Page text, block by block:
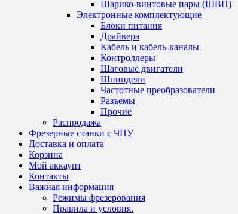
Шарико-винтовые пары (ШВП)
Электронные комплектующие
Блоки питания
Драйвера
Кабель и кабель-каналы
Контроллеры
Шаговые двигатели
Шпиндели
Частотные преобразователи
Разъемы
Прочие
Распродажа
Фрезерные станки с ЧПУ
Доставка и оплата
Корзина
Мой аккаунт
Контакты
Важная информация
Режимы фрезерования
Правила и условия.